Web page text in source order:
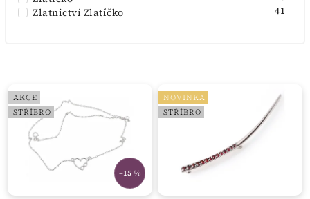
Zlatnictví Zlatíčko 41
AKCE
STŘÍBRO
–15 %
NOVINKA
STŘÍBRO